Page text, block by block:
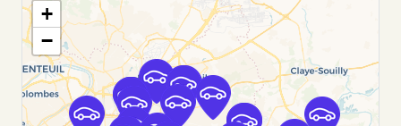
4 AVENUE RASPAIL
ST-MAUR-DES-FOSSES, 94100
Voir l'agence
+
−